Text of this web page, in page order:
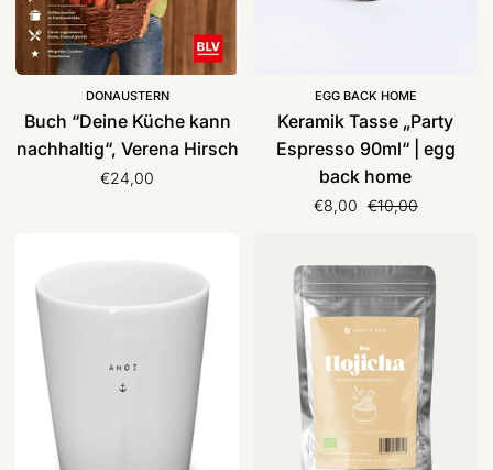
DONAUSTERN
Buch “Deine Küche kann
nachhaltig“, Verena Hirsch
€24,00
EGG BACK HOME
Keramik Tasse „Party
Espresso 90ml“ | egg
back home
€8,00 Normaler Preis
€10,00
Tasse
mit
Anker
Goldscherben
Hojicha
Green
Traditional